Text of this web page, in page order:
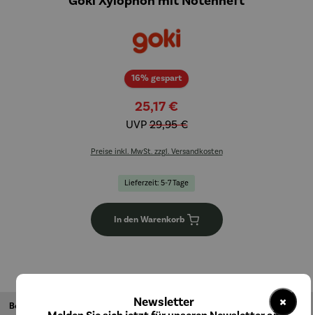
16% gespartRabatt
25,17 €
UVP29,95 €
Preise inkl. MwSt. zzgl. Versandkosten
Lieferzeit: 5-7 Tage
In den Warenkorb
Beschreibung ×
Newsletter